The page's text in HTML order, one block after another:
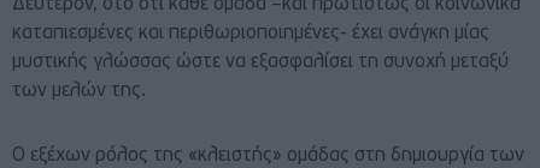
Δεύτερον, στο ότι κάθε ομάδα –και πρωτίστως οι κοινωνικά
καταπιεσμένες και περιθωριοποιημένες- έχει ανάγκη μίας
μυστικής γλώσσας ώστε να εξασφαλίσει τη συνοχή μεταξύ
των μελών της.
Ο εξέχων ρόλος της «κλειστής» ομάδας στη δημιουργία των